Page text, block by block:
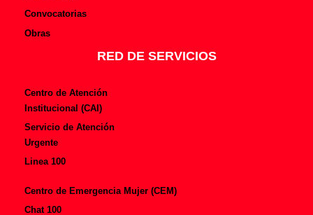
Convocatorias
Obras
RED DE SERVICIOS
Centro de Atención
Institucional (CAI)
Servicio de Atención
Urgente
Linea 100
Centro de Emergencia Mujer (CEM)
Chat 100